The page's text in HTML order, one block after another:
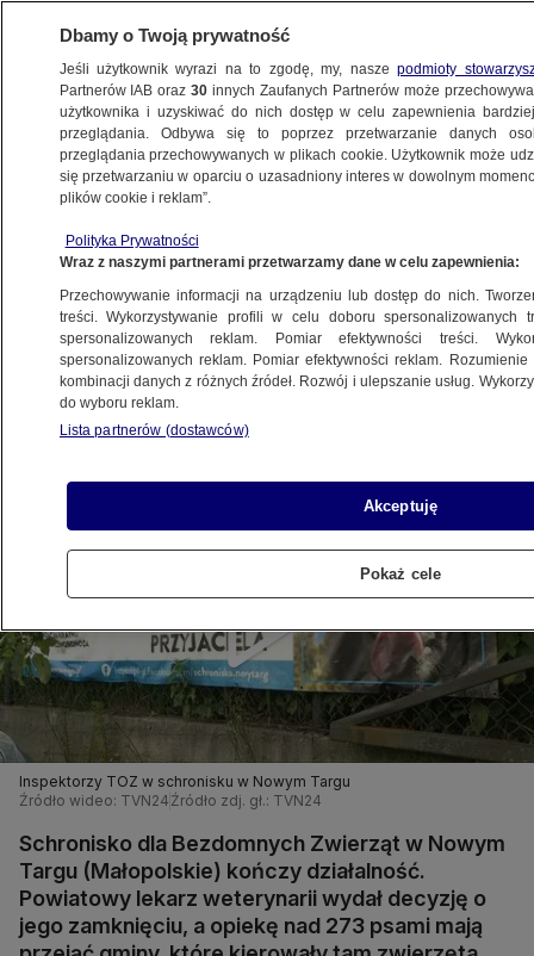
KRAKÓW
Targu. 273 psy czekają na nowy dom
Oprac.Svitlana Kucherenko
1.07.2026, 18:35
Posłuchaj artykułu
Czyta lektor AI
Inspektorzy TOZ w schronisku w Nowym Targu
Źródło wideo: TVN24 Źródło zdj. gł.: TVN24
Schronisko dla Bezdomnych Zwierząt w Nowym
Targu (Małopolskie) kończy działalność.
Powiatowy lekarz weterynarii wydał decyzję o
jego zamknięciu, a opiekę nad 273 psami mają
Dbamy o Twoją prywatność
Jeśli użytkownik wyrazi na to zgodę, my, naszepodmioty
Partnerów IAB oraz30 innych Zaufanych Partnerów może
użytkownika i uzyskiwać do nich dostęp w celu zapewnienia
przeglądania. Odbywa się to poprzez przetwarzanie danych
przeglądania przechowywanych w plikach cookie. Użytkownik może
się przetwarzaniu w oparciu o uzasadniony interes w dowolnym
plików cookie i reklam”.
Polityka Prywatności
Wraz z naszymi partnerami przetwarzamy dane w celu zapewnienia:
Przechowywanie informacji na urządzeniu lub dostęp do nich.
treści. Wykorzystywanie profili w celu doboru spersonalizowanych
spersonalizowanych reklam. Pomiar efektywności treści.
spersonalizowanych reklam. Pomiar efektywności reklam.
kombinacji danych z różnych źródeł. Rozwój i ulepszanie usług.
do wyboru reklam.
Lista partnerów (dostawców)
Akceptuję
Pokaż cele